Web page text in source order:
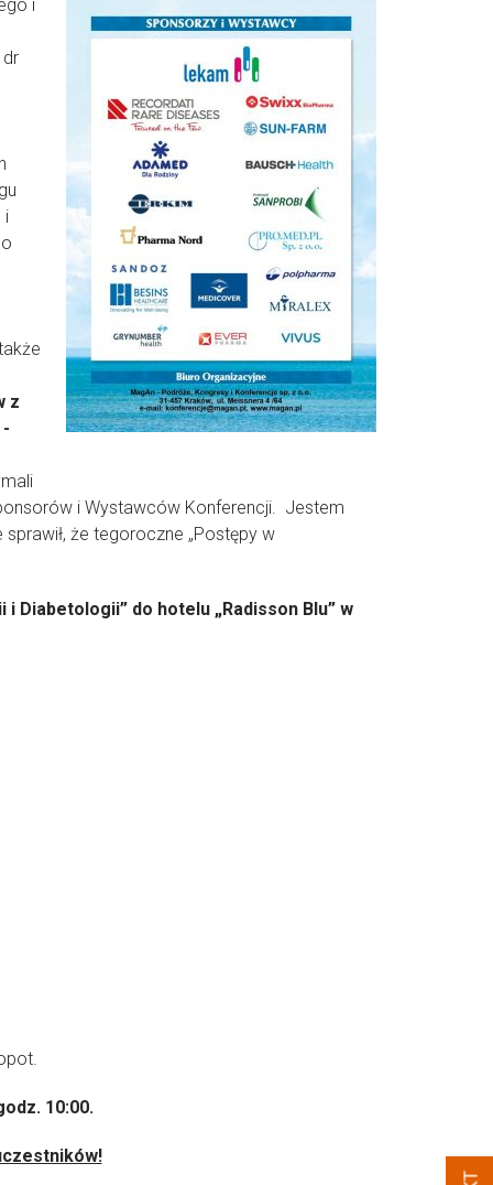
i
i
z
i Wystawców Konferencji. Jestem
że tegoroczne „Postępy w
Diabetologii” do hotelu „Radisson Blu” w
10:00.